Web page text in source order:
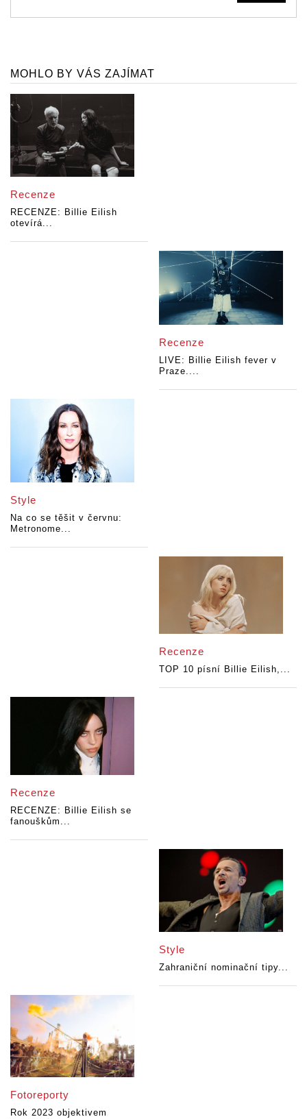
MOHLO BY VÁS ZAJÍMAT
Recenze
RECENZE: Billie Eilish
otevírá...
Recenze
LIVE: Billie Eilish fever v
Praze....
Style
Na co se těšit v červnu:
Metronome...
Recenze
TOP 10 písní Billie Eilish,...
Recenze
RECENZE: Billie Eilish se
fanouškům...
Style
Zahraniční nominační tipy...
Fotoreporty
Rok 2023 objektivem